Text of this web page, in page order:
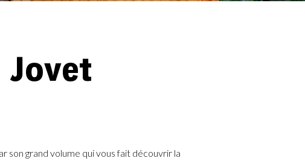
son grand volume qui vous fait découvrir la